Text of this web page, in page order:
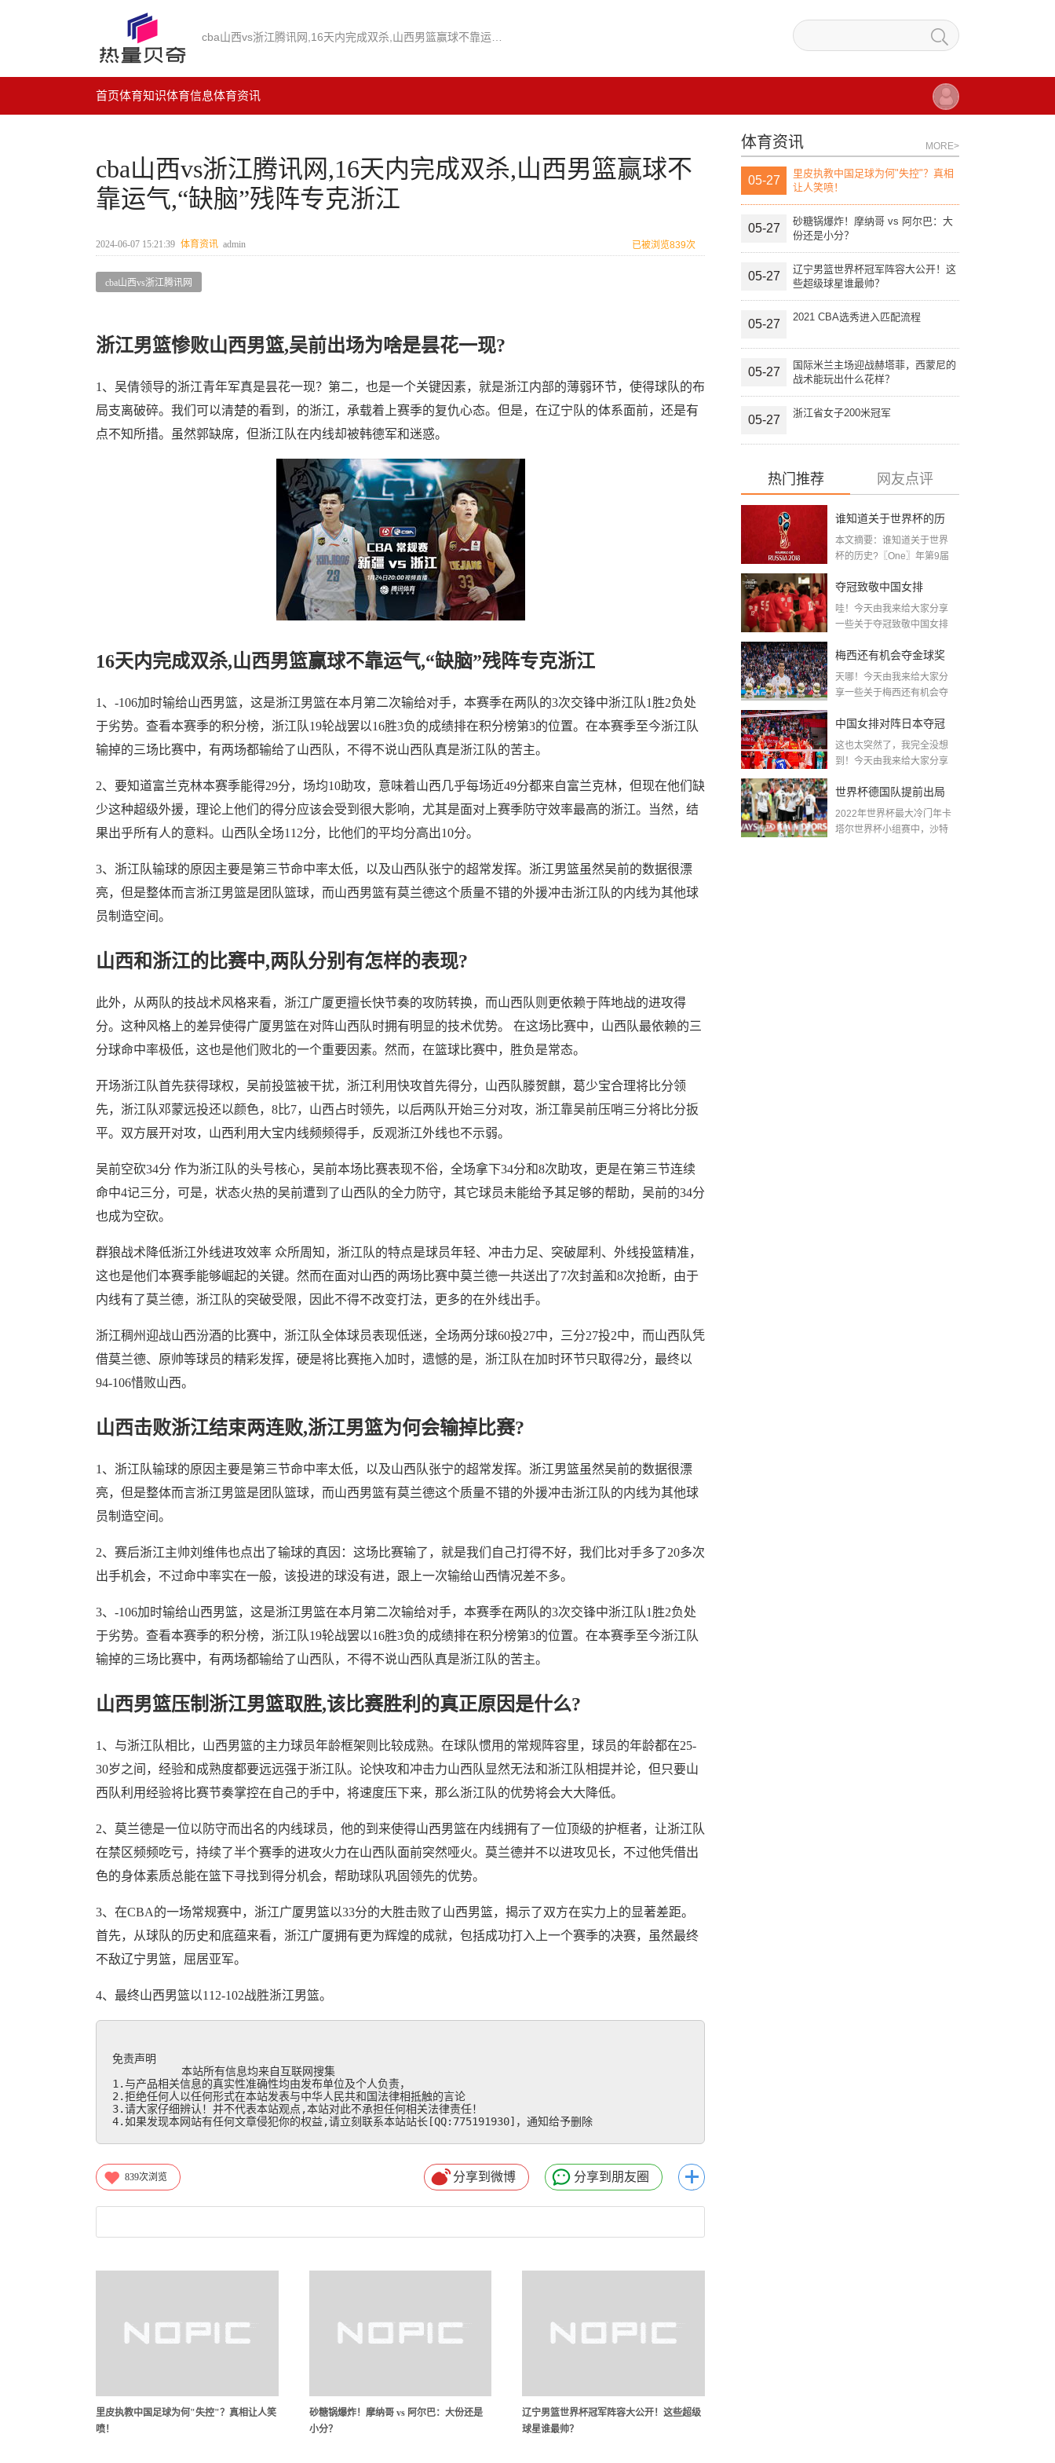
首页体育知识体育信息体育资讯
cba山西vs浙江腾讯网,16天内完成双杀,山西男篮赢球不
靠运气,“缺脑”残阵专克浙江
2024-06-07 15:21:39 体育资讯 admin 已被浏览839次
cba山西vs浙江腾讯网
浙江男篮惨败山西男篮,吴前出场为啥是昙花一现?
1、吴倩领导的浙江青年军真是昙花一现？第二，也是一个关键因素，就是浙江内部的薄弱环节，使得球队的布
局支离破碎。我们可以清楚的看到，的浙江，承载着上赛季的复仇心态。但是，在辽宁队的体系面前，还是有
点不知所措。虽然郭缺席，但浙江队在内线却被韩德军和迷惑。
16天内完成双杀,山西男篮赢球不靠运气,“缺脑”残阵专克浙江
1、-106加时输给山西男篮，这是浙江男篮在本月第二次输给对手，本赛季在两队的3次交锋中浙江队1胜2负处
于劣势。查看本赛季的积分榜，浙江队19轮战罢以16胜3负的成绩排在积分榜第3的位置。在本赛季至今浙江队
输掉的三场比赛中，有两场都输给了山西队，不得不说山西队真是浙江队的苦主。
2、要知道富兰克林本赛季能得29分，场均10助攻，意味着山西几乎每场近49分都来自富兰克林，但现在他们缺
少这种超级外援，理论上他们的得分应该会受到很大影响，尤其是面对上赛季防守效率最高的浙江。当然，结
果出乎所有人的意料。山西队全场112分，比他们的平均分高出10分。
3、浙江队输球的原因主要是第三节命中率太低，以及山西队张宁的超常发挥。浙江男篮虽然吴前的数据很漂
亮，但是整体而言浙江男篮是团队篮球，而山西男篮有莫兰德这个质量不错的外援冲击浙江队的内线为其他球
员制造空间。
山西和浙江的比赛中,两队分别有怎样的表现?
此外，从两队的技战术风格来看，浙江广厦更擅长快节奏的攻防转换，而山西队则更依赖于阵地战的进攻得
分。这种风格上的差异使得广厦男篮在对阵山西队时拥有明显的技术优势。 在这场比赛中，山西队最依赖的三
分球命中率极低，这也是他们败北的一个重要因素。然而，在篮球比赛中，胜负是常态。
开场浙江队首先获得球权，吴前投篮被干扰，浙江利用快攻首先得分，山西队滕贺麒，葛少宝合理将比分领
先，浙江队邓蒙远投还以颜色，8比7，山西占时领先，以后两队开始三分对攻，浙江靠吴前压哨三分将比分扳
平。双方展开对攻，山西利用大宝内线频频得手，反观浙江外线也不示弱。
吴前空砍34分 作为浙江队的头号核心，吴前本场比赛表现不俗，全场拿下34分和8次助攻，更是在第三节连续
命中4记三分，可是，状态火热的吴前遭到了山西队的全力防守，其它球员未能给予其足够的帮助，吴前的34分
也成为空砍。
群狼战术降低浙江外线进攻效率 众所周知，浙江队的特点是球员年轻、冲击力足、突破犀利、外线投篮精准，
这也是他们本赛季能够崛起的关键。然而在面对山西的两场比赛中莫兰德一共送出了7次封盖和8次抢断，由于
内线有了莫兰德，浙江队的突破受限，因此不得不改变打法，更多的在外线出手。
浙江稠州迎战山西汾酒的比赛中，浙江队全体球员表现低迷，全场两分球60投27中，三分27投2中，而山西队凭
借莫兰德、原帅等球员的精彩发挥，硬是将比赛拖入加时，遗憾的是，浙江队在加时环节只取得2分，最终以
94-106惜败山西。
山西击败浙江结束两连败,浙江男篮为何会输掉比赛?
1、浙江队输球的原因主要是第三节命中率太低，以及山西队张宁的超常发挥。浙江男篮虽然吴前的数据很漂
亮，但是整体而言浙江男篮是团队篮球，而山西男篮有莫兰德这个质量不错的外援冲击浙江队的内线为其他球
员制造空间。
2、赛后浙江主帅刘维伟也点出了输球的真因：这场比赛输了，就是我们自己打得不好，我们比对手多了20多次
出手机会，不过命中率实在一般，该投进的球没有进，跟上一次输给山西情况差不多。
3、-106加时输给山西男篮，这是浙江男篮在本月第二次输给对手，本赛季在两队的3次交锋中浙江队1胜2负处
于劣势。查看本赛季的积分榜，浙江队19轮战罢以16胜3负的成绩排在积分榜第3的位置。在本赛季至今浙江队
输掉的三场比赛中，有两场都输给了山西队，不得不说山西队真是浙江队的苦主。
山西男篮压制浙江男篮取胜,该比赛胜利的真正原因是什么?
1、与浙江队相比，山西男篮的主力球员年龄框架则比较成熟。在球队惯用的常规阵容里，球员的年龄都在25-
30岁之间，经验和成熟度都要远远强于浙江队。论快攻和冲击力山西队显然无法和浙江队相提并论，但只要山
西队利用经验将比赛节奏掌控在自己的手中，将速度压下来，那么浙江队的优势将会大大降低。
2、莫兰德是一位以防守而出名的内线球员，他的到来使得山西男篮在内线拥有了一位顶级的护框者，让浙江队
在禁区频频吃亏，持续了半个赛季的进攻火力在山西队面前突然哑火。莫兰德并不以进攻见长，不过他凭借出
色的身体素质总能在篮下寻找到得分机会，帮助球队巩固领先的优势。
3、在CBA的一场常规赛中，浙江广厦男篮以33分的大胜击败了山西男篮，揭示了双方在实力上的显著差距。
首先，从球队的历史和底蕴来看，浙江广厦拥有更为辉煌的成就，包括成功打入上一个赛季的决赛，虽然最终
不敌辽宁男篮，屈居亚军。
4、最终山西男篮以112-102战胜浙江男篮。
免责声明
本站所有信息均来自互联网搜集
1.与产品相关信息的真实性准确性均由发布单位及个人负责，
2.拒绝任何人以任何形式在本站发表与中华人民共和国法律相抵触的言论
3.请大家仔细辨认！并不代表本站观点,本站对此不承担任何相关法律责任！
4.如果发现本网站有任何文章侵犯你的权益,请立刻联系本站站长[QQ:775191930]，通知给予删除
839次浏览 分享到微博 分享到朋友圈
里皮执教中国足球为何"失控"？真相让人笑
喷！
砂糖锅爆炸！摩纳哥 vs 阿尔巴：大份还是
小分？
辽宁男篮世界杯冠军阵容大公开！这些超级
球星谁最帅？
体育资讯 MORE>
05-27
里皮执教中国足球为何"失控"？真相
让人笑喷！
05-27
砂糖锅爆炸！摩纳哥 vs 阿尔巴：大
份还是小分？
05-27
辽宁男篮世界杯冠军阵容大公开！这
些超级球星谁最帅？
05-27
2021 CBA选秀进入匹配流程
05-27
国际米兰主场迎战赫塔菲，西蒙尼的
战术能玩出什么花样？
05-27
浙江省女子200米冠军
热门推荐 网友点评
谁知道关于世界杯的历
史 「十二月四号世界杯
本文摘要：谁知道关于世界
杯的历史?〖One〗年第9届
夺冠致敬中国女排
〖2020关于电影 夺冠 观
哇！今天由我来给大家分享
一些关于夺冠致敬中国女排
梅西还有机会夺金球奖
〖梅老七什么梗〗
天哪！今天由我来给大家分
享一些关于梅西还有机会夺
中国女排对阵日本夺冠
了吗〖中国女排3 0复仇
这也太突然了，我完全没想
到！今天由我来给大家分享
世界杯德国队提前出局
吗,2018年世界杯德国战
2022年世界杯最大冷门年卡
塔尔世界杯小组赛中，沙特